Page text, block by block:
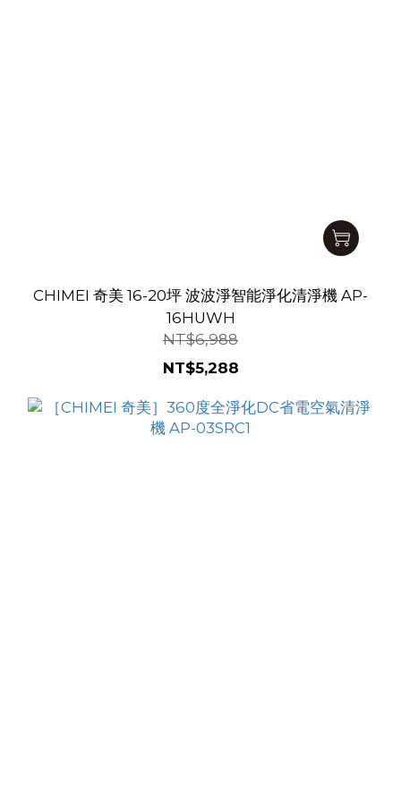
CHIMEI 奇美 16-20坪 波波淨智能淨化清淨機 AP-
16HUWH
NT$6,988
NT$5,288